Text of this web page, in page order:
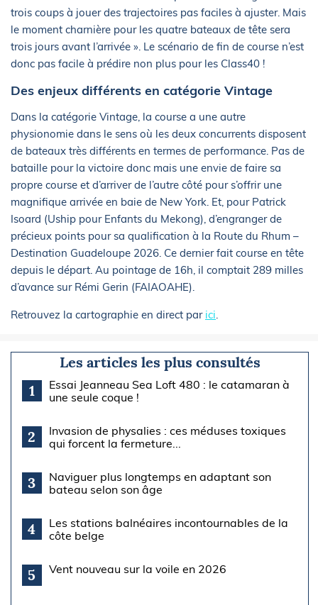
trois coups à jouer des trajectoires pas faciles à ajuster. Mais
le moment charnière pour les quatre bateaux de tête sera
trois jours avant l’arrivée ». Le scénario de fin de course n’est
donc pas facile à prédire non plus pour les Class40 !
Des enjeux différents en catégorie Vintage
Dans la catégorie Vintage, la course a une autre
physionomie dans le sens où les deux concurrents disposent
de bateaux très différents en termes de performance. Pas de
bataille pour la victoire donc mais une envie de faire sa
propre course et d’arriver de l’autre côté pour s’offrir une
magnifique arrivée en baie de New York. Et, pour Patrick
Isoard (Uship pour Enfants du Mekong), d’engranger de
précieux points pour sa qualification à la Route du Rhum –
Destination Guadeloupe 2026. Ce dernier fait course en tête
depuis le départ. Au pointage de 16h, il comptait 289 milles
d’avance sur Rémi Gerin (FAIAOAHE).
Retrouvez la cartographie en direct par ici.
Les articles les plus consultés
1
Essai Jeanneau Sea Loft 480 : le catamaran à
une seule coque !
2
Invasion de physalies : ces méduses toxiques
qui forcent la fermeture...
3
Naviguer plus longtemps en adaptant son
bateau selon son âge
4
Les stations balnéaires incontournables de la
côte belge
5 Vent nouveau sur la voile en 2026